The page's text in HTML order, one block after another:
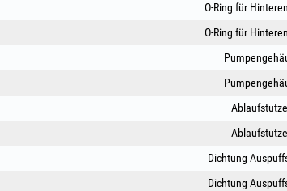
O-Ring für
O-Ring für
Dichtung
Dichtung